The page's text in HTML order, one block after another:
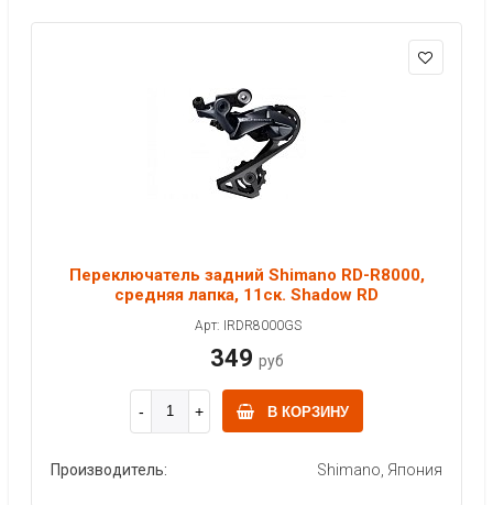
Переключатель задний Shimano RD-R8000,
средняя лапка, 11ск. Shadow RD
Арт: IRDR8000GS
349 руб
В КОРЗИНУ
Производитель: Shimano, Япония